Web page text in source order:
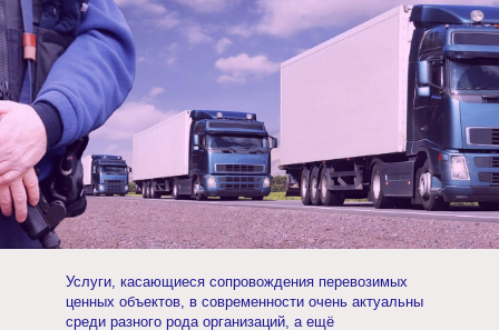
Услуги, касающиеся сопровождения перевозимых
ценных объектов, в современности очень актуальны
среди разного рода организаций, а ещё